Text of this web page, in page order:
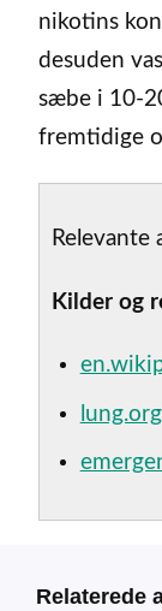
nikotins
desuden
sæbe i 10-
fremtidige
Relevante
Kilder og
lung.org
Relaterede